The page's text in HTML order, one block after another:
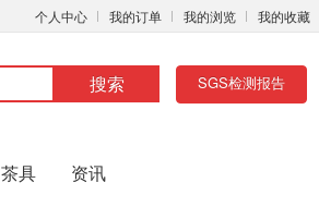
个人中心 我的订单 我的浏览 我的收藏
搜索 SGS检测报告
茶具 资讯